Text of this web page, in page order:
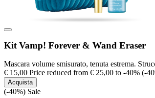
Kit Vamp! Forever & Wand Eraser
Mascara volume smisurato, tenuta estrema.
€ 15,00 Price reduced from€ 25,00to-40% (-
Acquista
(-40%) Sale